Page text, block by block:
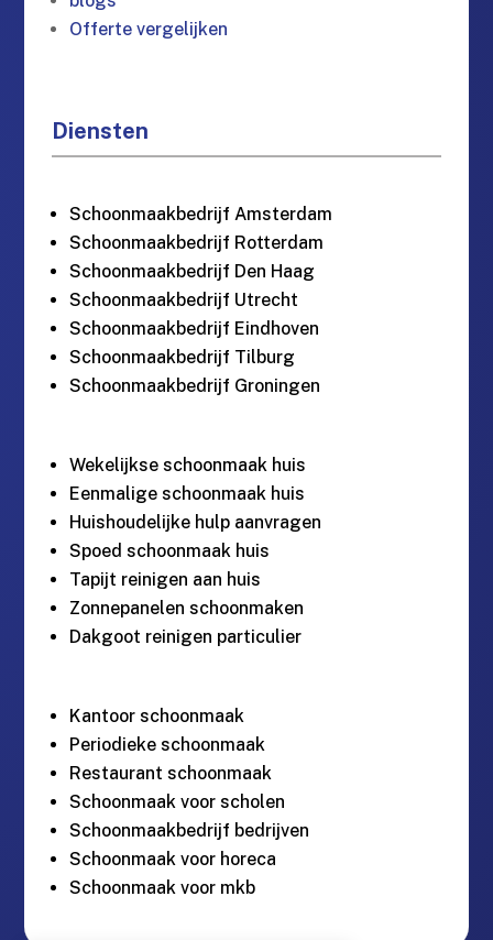
Offerte vergelijken
Diensten
Schoonmaakbedrijf Amsterdam
Schoonmaakbedrijf Rotterdam
Schoonmaakbedrijf Den Haag
Schoonmaakbedrijf Utrecht
Schoonmaakbedrijf Eindhoven
Schoonmaakbedrijf Tilburg
Schoonmaakbedrijf Groningen
Wekelijkse schoonmaak huis
Eenmalige schoonmaak huis
Huishoudelijke hulp aanvragen
Spoed schoonmaak huis
Tapijt reinigen aan huis
Zonnepanelen schoonmaken
Dakgoot reinigen particulier
Kantoor schoonmaak
Periodieke schoonmaak
Restaurant schoonmaak
Schoonmaak voor scholen
Schoonmaakbedrijf bedrijven
Schoonmaak voor horeca
Schoonmaak voor mkb